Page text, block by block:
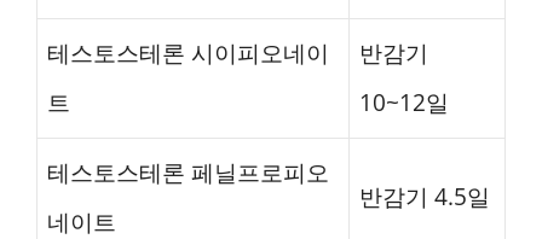
테스토스테론 시이피오네이
트
반감기
10~12일
테스토스테론 페닐프로피오
네이트
반감기 4.5일